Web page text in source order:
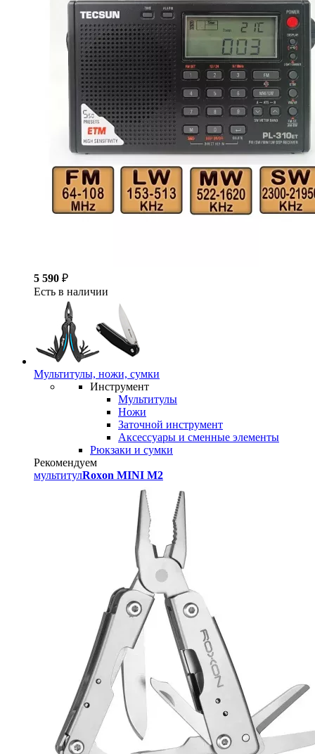
5 590 ₽
Есть в наличии
Мультитулы, ножи, сумки
Инструмент
Мультитулы
Ножи
Заточной инструмент
Аксессуары и сменные элементы
Рюкзаки и сумки
Рекомендуем
мультитулRoxon MINI M2